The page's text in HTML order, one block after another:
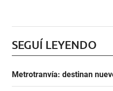
SEGUÍ LEYENDO
Metrotranvía: destinan